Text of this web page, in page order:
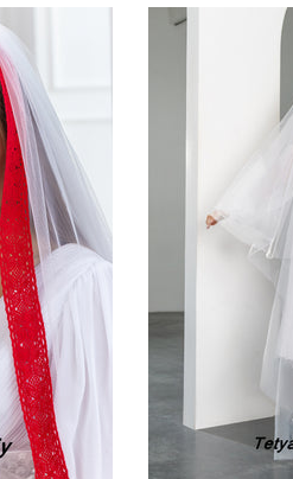
Немає в наявності
Tetyana Paliy